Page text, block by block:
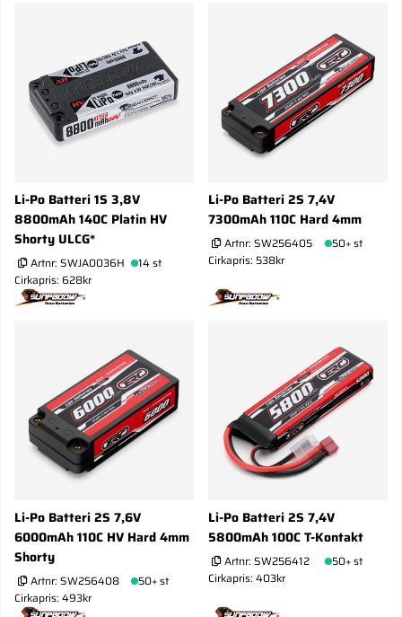
Li-Po Batteri 1S 3,8V
8800mAh 140C Platin HV
Shorty ULCG*
Artnr: SWJA0036H
14 st
Cirkapris: 628kr
Li-Po Batteri 2S 7,4V
7300mAh 110C Hard 4mm
Artnr: SW256405
50+ st
Cirkapris: 538kr
Li-Po Batteri 2S 7,6V
6000mAh 110C HV Hard 4mm
Shorty
Artnr: SW256408
50+ st
Cirkapris: 493kr
Li-Po Batteri 2S 7,4V
5800mAh 100C T-Kontakt
Artnr: SW256412
50+ st
Cirkapris: 403kr